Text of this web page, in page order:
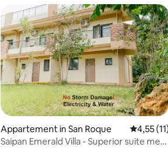
Appartement in San Roque
4,55
Saipan Emerald Villa - Superior suite met